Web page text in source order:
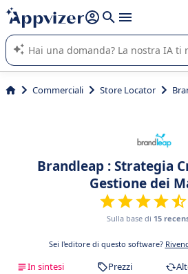
righe con
shift + enter
L'IA di Appvizer vi guida nell'utilizzo o nella
software SaaS per la vostra azienda.
Commerciali Store Locator
Brandleap : Strategia
Gestione dei
Sulla base di 15
Sei l'editore di questo software?
In sintesi Prezzi